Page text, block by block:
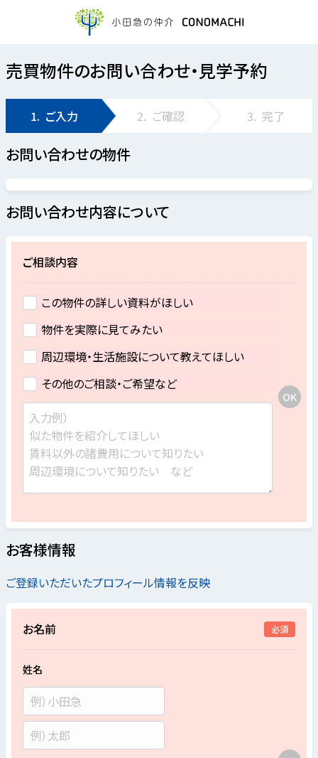
売買物件のお問い合わせ・見学予約
1. ご入力 2. ご確認 3. 完了
お問い合わせの物件
お問い合わせ内容について
ご相談内容
この物件の詳しい資料がほしい
物件を実際に見てみたい
周辺環境・生活施設について教えてほしい
その他のご相談・ご希望など
お客様情報
ご登録いただいたプロフィール情報を反映
お名前 必須
姓名